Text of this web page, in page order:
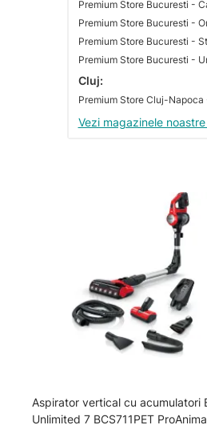
Premium Store Bucuresti -
Premium Store Bucuresti -
Premium Store Bucuresti -
Cluj:
Vezi magazinele noastre
Aspirator vertical cu acumulatori
Unlimited 7 BCS711PET